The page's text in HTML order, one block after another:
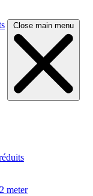
Close main menu
meter